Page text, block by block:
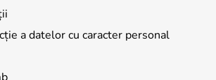
a datelor cu caracter personal